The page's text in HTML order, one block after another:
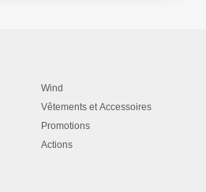
Wind
Vêtements et Accessoires
Promotions
Actions